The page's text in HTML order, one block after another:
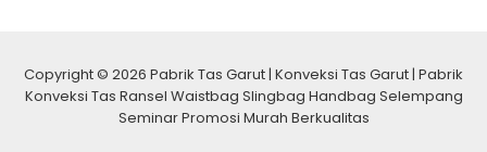
Copyright © 2026 Pabrik Tas Garut | Konveksi Tas Garut | Pabrik
Konveksi Tas Ransel Waistbag Slingbag Handbag Selempang
Seminar Promosi Murah Berkualitas